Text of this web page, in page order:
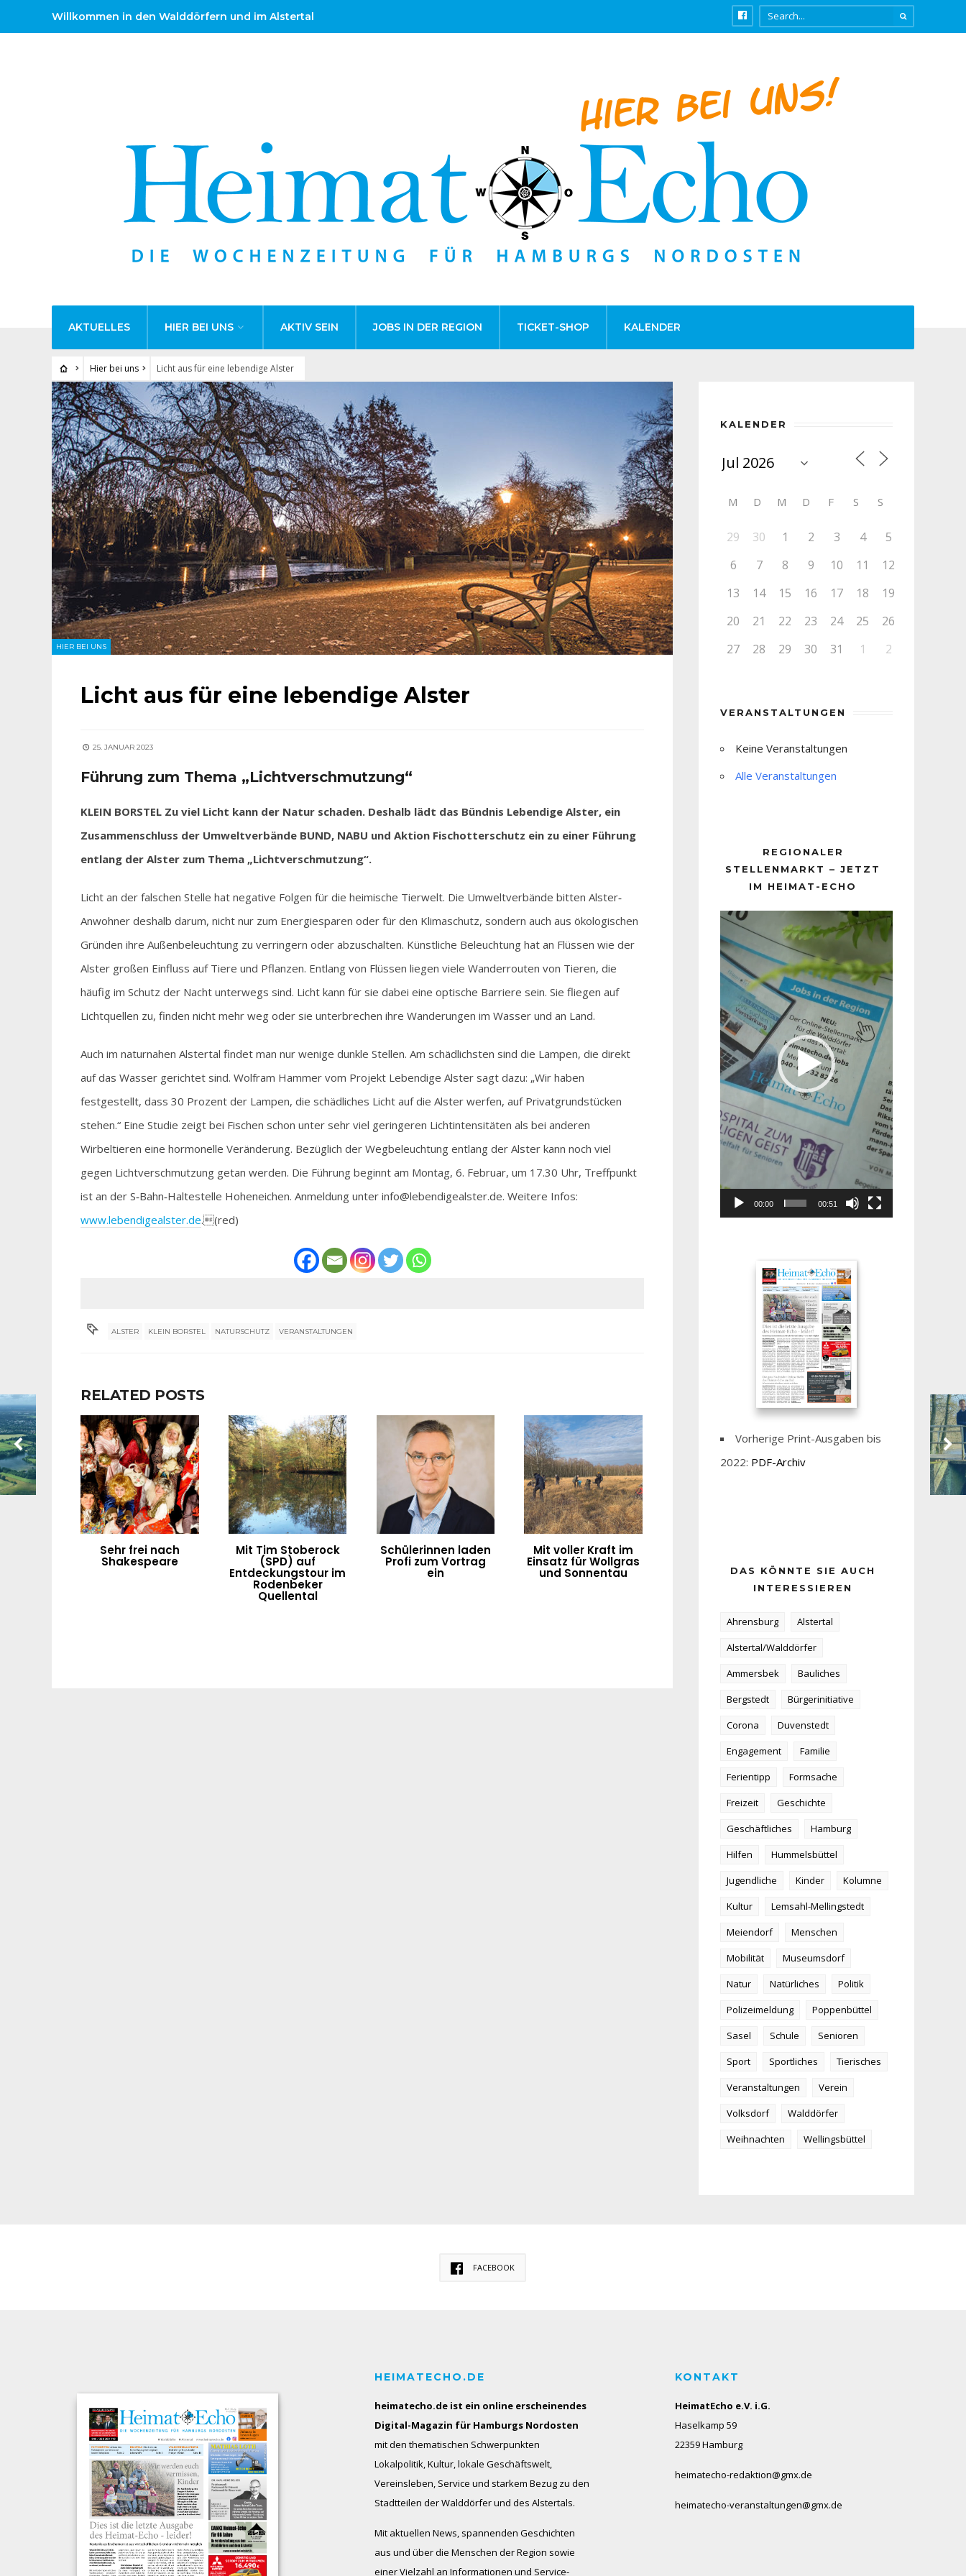
Willkommen in den Walddörfern und im Alstertal
AKTUELLES HIER BEI UNS AKTIV SEIN JOBS IN DER REGION TICKET-SHOP KALENDER
Hier bei uns Licht aus für eine lebendige Alster
HIER BEI UNS
Licht aus für eine lebendige Alster
25. JANUAR 2023
Führung zum Thema „Lichtverschmutzung“
KLEIN BORSTEL Zu viel Licht kann der Natur schaden. Deshalb lädt das Bündnis Lebendige Alster, ein
Zusammenschluss der Umweltverbände BUND, NABU und Aktion Fischotterschutz ein zu einer Führung
entlang der Alster zum Thema „Lichtverschmutzung“.
Licht an der falschen Stelle hat negative Folgen für die heimische Tierwelt. Die Umweltverbände bitten Alster‐
Anwohner deshalb darum, nicht nur zum Energiesparen oder für den Klimaschutz, sondern auch aus ökologischen
Gründen ihre Außenbeleuchtung zu verringern oder abzuschalten. Künstliche Beleuchtung hat an Flüssen wie der
Alster großen Einfluss auf Tiere und Pflanzen. Entlang von Flüssen liegen viele Wanderrouten von Tieren, die
häufig im Schutz der Nacht unterwegs sind. Licht kann für sie dabei eine optische Barriere sein. Sie fliegen auf
Lichtquellen zu, finden nicht mehr weg oder sie unterbrechen ihre Wanderungen im Wasser und an Land.
Auch im naturnahen Alstertal findet man nur wenige dunkle Stellen. Am schädlichsten sind die Lampen, die direkt
auf das Wasser gerichtet sind. Wolfram Hammer vom Projekt Lebendige Alster sagt dazu: „Wir haben
festgestellt, dass 30 Prozent der Lampen, die schädliches Licht auf die Alster werfen, auf Privatgrundstücken
stehen.“ Eine Studie zeigt bei Fischen schon unter sehr viel geringeren Lichtintensitäten als bei anderen
Wirbeltieren eine hormonelle Veränderung. Bezüglich der Wegbeleuchtung entlang der Alster kann noch viel
gegen Lichtverschmutzung getan werden. Die Führung beginnt am Montag, 6. Februar, um 17.30 Uhr, Treffpunkt
ist an der S‐Bahn‐Haltestelle Hoheneichen. Anmeldung unter info@lebendigealster.de. Weitere Infos:
www.lebendigealster.de.(red)
ALSTER KLEIN BORSTEL NATURSCHUTZ VERANSTALTUNGEN
RELATED POSTS
Sehr frei nach
Shakespeare
Mit Tim Stoberock
(SPD) auf
Entdeckungstour im
Rodenbeker
Quellental
Schülerinnen laden
Profi zum Vortrag
ein
Mit voller Kraft im
Einsatz für Wollgras
und Sonnentau
KALENDER
M D M D F S S
29 30 1 2 3 4
5
6
7 8 9 10 11
12
13
14 15 16 17 18
19
20
21 22 23 24 25
26
27
28 29 30 31 1 2
VERANSTALTUNGEN
Keine Veranstaltungen
Alle Veranstaltungen
REGIONALER
STELLENMARKT – JETZT
IM HEIMAT-ECHO
Player
00:00 00:51
Vorherige Print-Ausgaben bis
2022: PDF-Archiv
DAS KÖNNTE SIE AUCH
INTERESSIEREN
Ahrensburg
Alstertal
Alstertal/Walddörfer
Ammersbek
Bauliches
Bergstedt
Bürgerinitiative
Corona
Duvenstedt
Engagement
Familie
Ferientipp
Formsache
Freizeit
Geschichte
Geschäftliches
Hamburg
Hilfen
Hummelsbüttel
Jugendliche
Kinder
Kolumne
Kultur
Lemsahl-Mellingstedt
Meiendorf
Menschen
Mobilität
Museumsdorf
Natur
Natürliches
Politik
Polizeimeldung
Poppenbüttel
Sasel
Schule
Senioren
Sport
Sportliches
Tierisches
Veranstaltungen
Verein
Volksdorf
Walddörfer
Weihnachten
Wellingsbüttel
FACEBOOK
HEIMATECHO.DE
heimatecho.de ist ein online erscheinendes
Digital-Magazin für Hamburgs Nordosten
mit den thematischen Schwerpunkten
Lokalpolitik, Kultur, lokale Geschäftswelt,
Vereinsleben, Service und starkem Bezug zu den
Stadtteilen der Walddörfer und des Alstertals.
Mit aktuellen News, spannenden Geschichten
aus und über die Menschen der Region sowie
einer Vielzahl an Informationen und Service-
KONTAKT
HeimatEcho e.V. i.G.
Haselkamp 59
22359 Hamburg
heimatecho-redaktion@gmx.de
heimatecho-veranstaltungen@gmx.de